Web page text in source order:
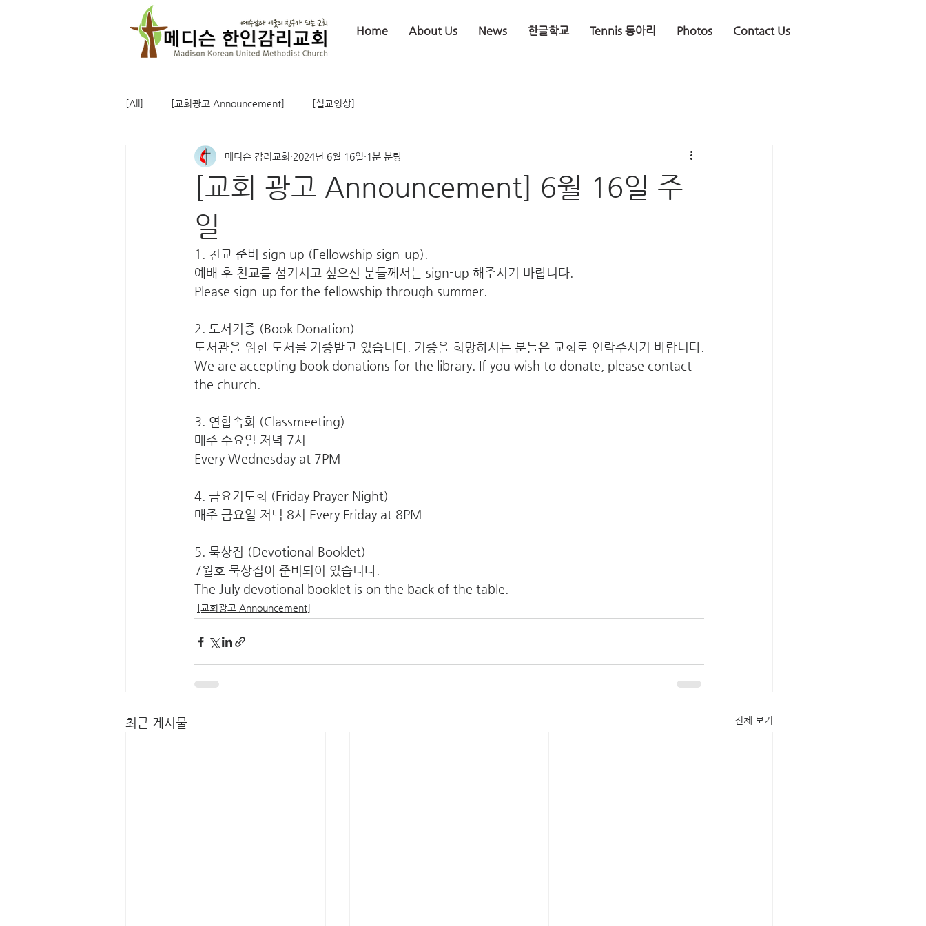
Home About Us News 한글학교 Tennis 동아리 Photos Contact Us
[All] [교회광고 Announcement] [설교영상]
[교회 광고 Announcement] 6월 16일 주
일
메디슨 감리교회 2024년 6월 16일 1분 분량
1. 친교 준비 sign up (Fellowship sign-up).
예배 후 친교를 섬기시고 싶으신 분들께서는 sign-up 해주시기 바랍니다.
Please sign-up for the fellowship through summer.
2. 도서기증 (Book Donation)
도서관을 위한 도서를 기증받고 있습니다. 기증을 희망하시는 분들은 교회로 연락주시기 바랍니다.
We are accepting book donations for the library. If you wish to donate, please contact
the church.
3. 연합속회 (Classmeeting)
매주 수요일 저녁 7시
Every Wednesday at 7PM
4. 금요기도회 (Friday Prayer Night)
매주 금요일 저녁 8시 Every Friday at 8PM
5. 묵상집 (Devotional Booklet)
7월호 묵상집이 준비되어 있습니다.
The July devotional booklet is on the back of the table.
[교회광고 Announcement]
최근 게시물 전체 보기